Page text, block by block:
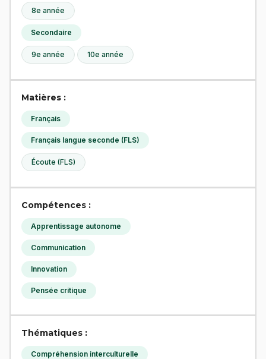
8e année
Secondaire
9e année 10e année
Matières :
Français
Français langue seconde (FLS)
Écoute (FLS)
Compétences :
Apprentissage autonome
Communication
Innovation
Pensée critique
Thématiques :
Compréhension interculturelle